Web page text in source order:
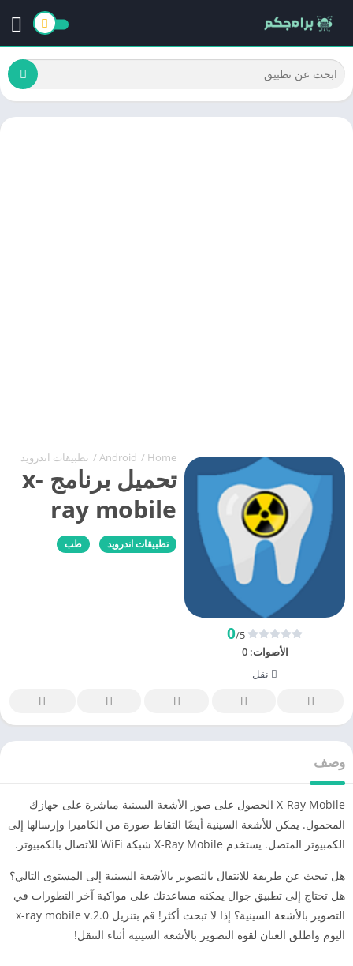
Home
/
Android
/ تطبيقات اندرويد
تحميل برنامج x-
ray mobile
تطبيقات اندرويد طب
0/5
الأصوات:0
نقل
وصف
X-Ray Mobile الحصول على صور الأشعة السينية مباشرة على جهازك
المحمول. يمكن للأشعة السينية أيضًا التقاط صورة من الكاميرا وإرسالها إلى
الكمبيوتر المتصل. يستخدم X-Ray Mobile شبكة WiFi للاتصال بالكمبيوتر.
هل تبحث عن طريقة للانتقال بالتصوير بالأشعة السينية إلى المستوى التالي؟
هل تحتاج إلى تطبيق جوال يمكنه مساعدتك على مواكبة آخر التطورات في
التصوير بالأشعة السينية؟ إذا لا تبحث أكثر! قم بتنزيل x-ray mobile v.2.0
اليوم واطلق العنان لقوة التصوير بالأشعة السينية أثناء التنقل!